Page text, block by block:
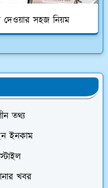
দেওয়ার সহজ নিয়ম
তথ্য
ইনকাম
খবর